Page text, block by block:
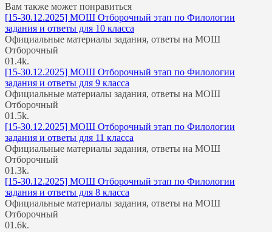
Вам также может понравиться
[15-30.12.2025] МОШ Отборочный этап по Филологии
задания и ответы для 10 класса
Официальные материалы задания, ответы на МОШ
Отборочный
01.4k.
[15-30.12.2025] МОШ Отборочный этап по Филологии
задания и ответы для 9 класса
Официальные материалы задания, ответы на МОШ
Отборочный
01.5k.
[15-30.12.2025] МОШ Отборочный этап по Филологии
задания и ответы для 11 класса
Официальные материалы задания, ответы на МОШ
Отборочный
01.3k.
[15-30.12.2025] МОШ Отборочный этап по Филологии
задания и ответы для 8 класса
Официальные материалы задания, ответы на МОШ
Отборочный
01.6k.